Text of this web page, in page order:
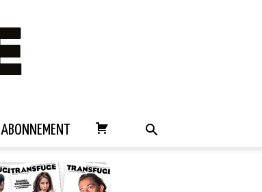
ABONNEMENT